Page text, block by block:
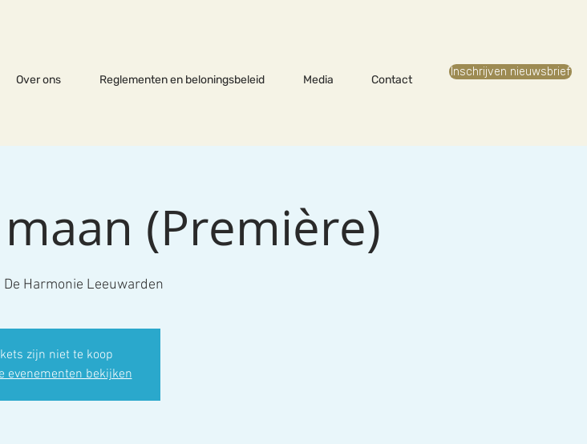
Over ons Reglementen en beloningsbeleid Media Contact
Inschrijven nieuwsbrief
(Première)
De Harmonie Leeuwarden
zijn niet te koop
evenementen bekijken